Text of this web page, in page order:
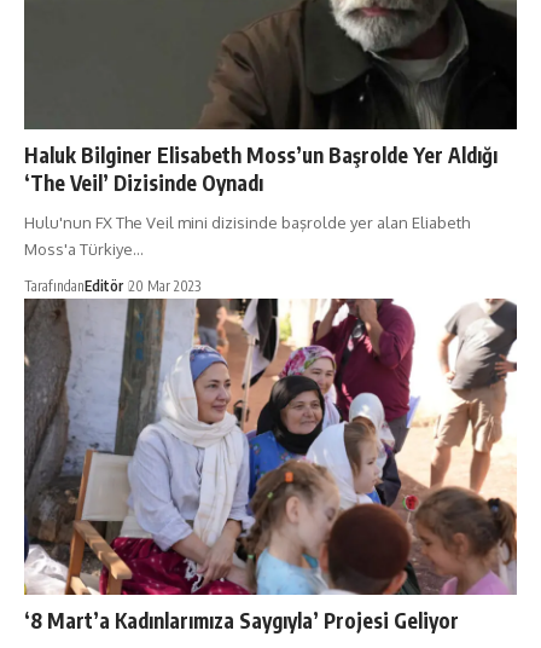
Haluk Bilginer Elisabeth Moss’un Başrolde Yer Aldığı
‘The Veil’ Dizisinde Oynadı
Hulu'nun FX The Veil mini dizisinde başrolde yer alan Eliabeth
Moss'a Türkiye…
TarafındanEditör 20 Mar 2023
‘8 Mart’a Kadınlarımıza Saygıyla’ Projesi Geliyor